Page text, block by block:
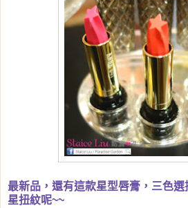
最新品，還有這款星型唇膏，三色
星扭紋呢~~